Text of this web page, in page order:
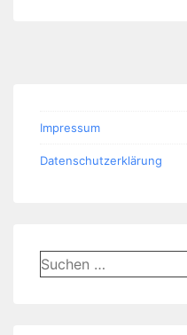
Impressum
Datenschutzerklärung
Suchen
nach: